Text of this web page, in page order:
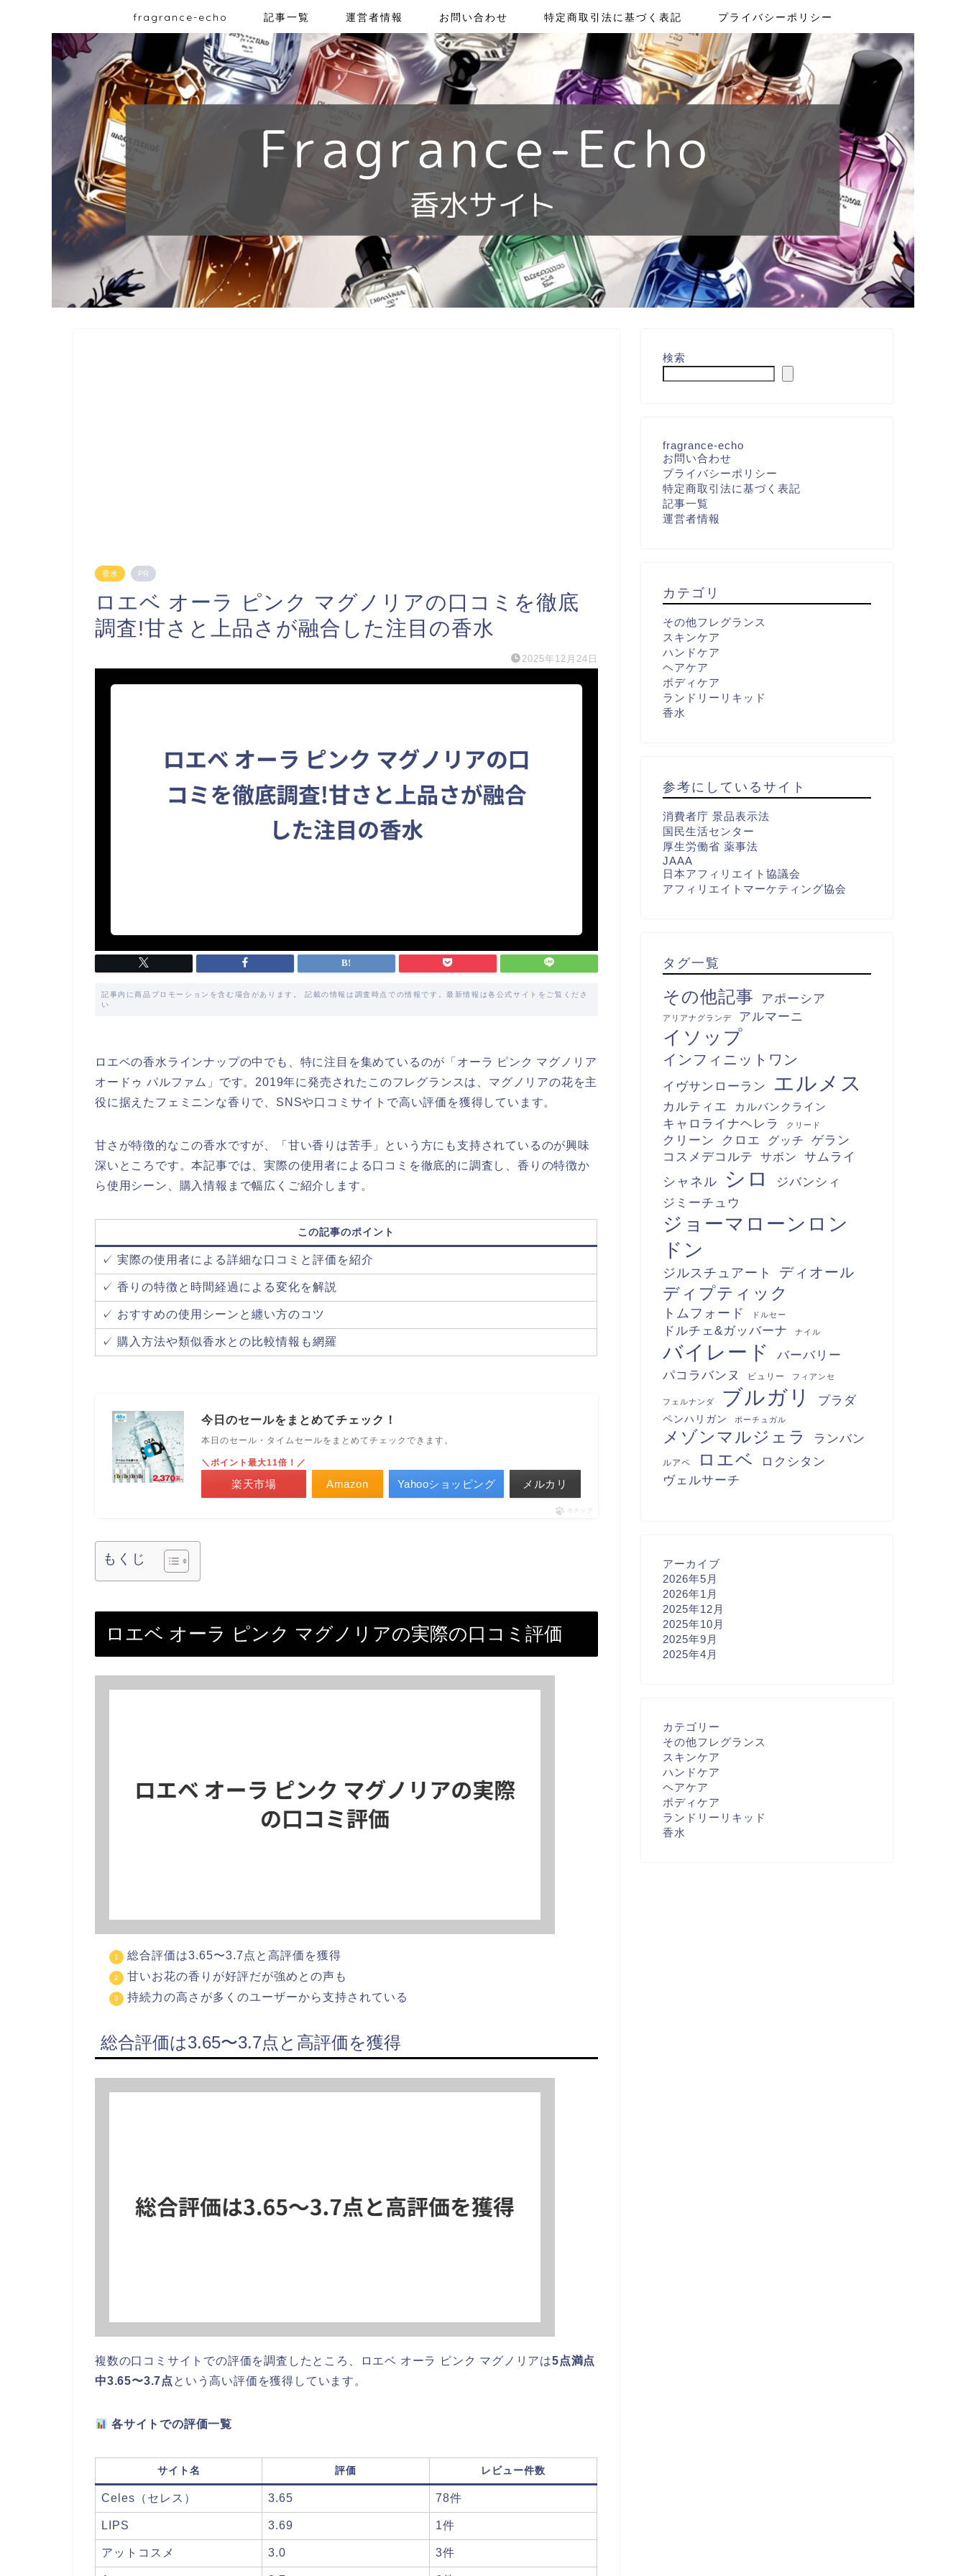
fragrance-echo 記事一覧 運営者情報 お問い合わせ 特定商取引法に基づく表記 プライバシーポリシー
香水 PR
ロエベ オーラ ピンク マグノリアの口コミを徹底
調査!甘さと上品さが融合した注目の香水
2025年12月24日
記事内に商品プロモーションを含む場合があります。 記載の情報は調査時点での情報です。最新情報は各公式サイトをご覧くださ
い
ロエベの香水ラインナップの中でも、特に注目を集めているのが「オーラ ピンク マグノリア
オードゥ パルファム」です。2019年に発売されたこのフレグランスは、マグノリアの花を主
役に据えたフェミニンな香りで、SNSや口コミサイトで高い評価を獲得しています。
甘さが特徴的なこの香水ですが、「甘い香りは苦手」という方にも支持されているのが興味
深いところです。本記事では、実際の使用者による口コミを徹底的に調査し、香りの特徴か
ら使用シーン、購入情報まで幅広くご紹介します。
この記事のポイント
✓ 実際の使用者による詳細な口コミと評価を紹介
✓ 香りの特徴と時間経過による変化を解説
✓ おすすめの使用シーンと纏い方のコツ
✓ 購入方法や類似香水との比較情報も網羅
今日のセールをまとめてチェック！
本日のセール・タイムセールをまとめてチェックできます。
Amazon
＼ポイント最大11倍！／
楽天市場 Yahooショッピング メルカリ
ポチップ
もくじ
ロエベ オーラ ピンク マグノリアの実際の口コミ評価
総合評価は3.65〜3.7点と高評価を獲得
甘いお花の香りが好評だが強めとの声も
持続力の高さが多くのユーザーから支持されている
総合評価は3.65〜3.7点と高評価を獲得
複数の口コミサイトでの評価を調査したところ、ロエベ オーラ ピンク マグノリアは5点満点
中3.65〜3.7点 という高い評価を獲得しています。
各サイトでの評価一覧
サイト名 評価 レビュー件数
Celes（セレス） 3.65 78件
LIPS 3.69 1件
アットコスメ 3.0 3件
検索
fragrance-echo
お問い合わせ
プライバシーポリシー
特定商取引法に基づく表記
記事一覧
運営者情報
カテゴリ
その他フレグランス
スキンケア
ハンドケア
ヘアケア
ボディケア
ランドリーリキッド
香水
参考にしているサイト
消費者庁 景品表示法
国民生活センター
厚生労働省 薬事法
JAAA
日本アフィリエイト協議会
アフィリエイトマーケティング協会
タグ一覧
その他記事 アポーシア
アリアナグランデ アルマーニ
イソップ
インフィニットワン
イヴサンローラン エルメス
カルティエ カルバンクライン
キャロライナヘレラ クリード
クリーン クロエ グッチ
ゲラン
コスメデコルテ
サボン サムライ
シャネル シロ ジバンシィ
ジミーチュウ
ジョーマローンロン
ドン
ジルスチュアート ディオール
ディプティック
トムフォード ドルセー
ドルチェ&ガッバーナ ナイル
バイレード バーバリー
パコラバンヌ ビュリー フィアンセ
フェルナンダ ブルガリ プラダ
ペンハリガン ポーチュガル
メゾンマルジェラ ランバン
ルアペ ロエベ
ロクシタン
ヴェルサーチ
アーカイブ
2026年5月
2026年1月
2025年12月
2025年10月
2025年9月
2025年4月
カテゴリー
その他フレグランス
スキンケア
ハンドケア
ヘアケア
ボディケア
ランドリーリキッド
香水